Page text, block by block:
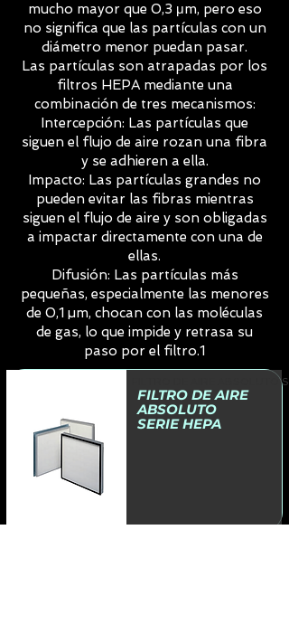
mucho mayor que 0,3 μm, pero eso
no significa que las partículas con un
diámetro menor puedan pasar.
Las partículas son atrapadas por los
filtros HEPA mediante una
combinación de tres mecanismos:
Intercepción: Las partículas que
siguen el flujo de aire rozan una fibra
y se adhieren a ella.
Impacto: Las partículas grandes no
pueden evitar las fibras mientras
siguen el flujo de aire y son obligadas
a impactar directamente con una de
ellas.
Difusión: Las partículas más
pequeñas, especialmente las menores
de 0,1 µm, chocan con las moléculas
de gas, lo que impide y retrasa su
paso por el filtro.1
FILTRO DE AIRE
ABSOLUTO
SERIE HEPA
FILTRO DE AIRE ABSOLUTO